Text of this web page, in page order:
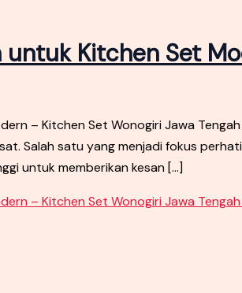
Kitchen Set
– Kitchen Set Wonogiri Jawa
Salah satu yang menjadi fokus
untuk memberikan kesan […]
– Kitchen Set Wonogiri Jawa Tengah